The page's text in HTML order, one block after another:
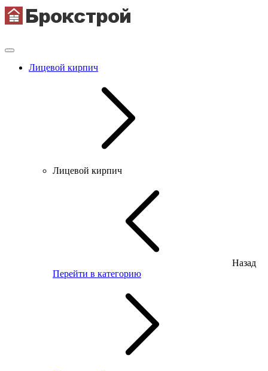
Лицевой кирпич
Лицевой кирпич
Назад
Перейти в категорию